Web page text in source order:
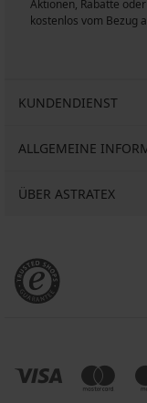
Aktionen, Rabatte
kostenlos vom Bezug
KUNDENDIENST
ALLGEMEINE
ÜBER ASTRATEX